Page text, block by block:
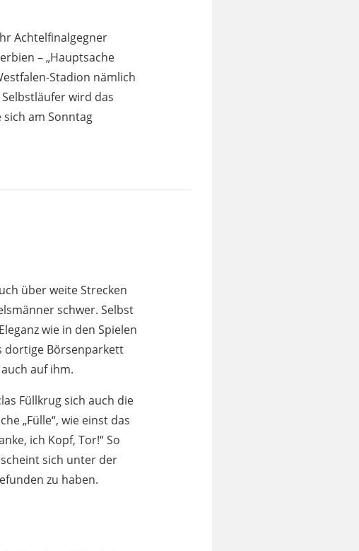
Achtelfinalgegner
– „Hauptsache
Stadion nämlich
wird das
am Sonntag
über weite Strecken
schwer. Selbst
wie in den Spielen
dortige Börsenparkett
auf ihm.
Füllkrug sich auch die
„Fülle“, wie einst das
ich Kopf, Tor!“ So
scheint sich unter der
zu haben.